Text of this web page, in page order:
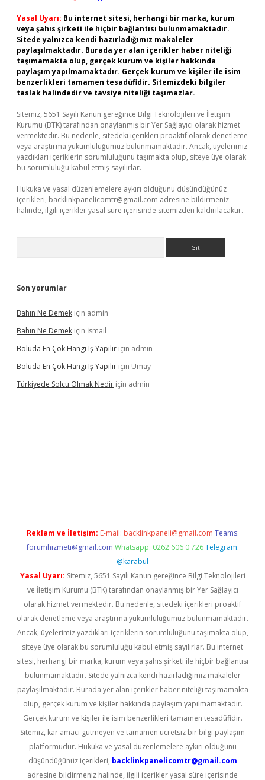
Yasal Uyarı: Bu internet sitesi, herhangi bir marka, kurum
veya şahıs şirketi ile hiçbir bağlantısı bulunmamaktadır.
Sitede yalnızca kendi hazırladığımız makaleler
paylaşılmaktadır. Burada yer alan içerikler haber niteliği
taşımamakta olup, gerçek kurum ve kişiler hakkında
paylaşım yapılmamaktadır. Gerçek kurum ve kişiler ile isim
benzerlikleri tamamen tesadüfidir. Sitemizdeki bilgiler
taslak halindedir ve tavsiye niteliği taşımazlar.
Sitemiz, 5651 Sayılı Kanun gereğince Bilgi Teknolojileri ve İletişim
Kurumu (BTK) tarafından onaylanmış bir Yer Sağlayıcı olarak hizmet
vermektedir. Bu nedenle, sitedeki içerikleri proaktif olarak denetleme
veya araştırma yükümlülüğümüz bulunmamaktadır. Ancak, üyelerimiz
yazdıkları içeriklerin sorumluluğunu taşımakta olup, siteye üye olarak
bu sorumluluğu kabul etmiş sayılırlar.
Hukuka ve yasal düzenlemelere aykırı olduğunu düşündüğünüz
içerikleri, backlinkpanelicomtr@gmail.com adresine bildirmeniz
halinde, ilgili içerikler yasal süre içerisinde sitemizden kaldırılacaktır.
Son yorumlar
Bahın Ne Demek için admin
Bahın Ne Demek için İsmail
Boluda En Çok Hangi Iş Yapılır için admin
Boluda En Çok Hangi Iş Yapılır için Umay
Türkiyede Solcu Olmak Nedir için admin
Reklam ve İletişim: E-mail: backlinkpaneli@gmail.com Teams:
forumhizmeti@gmail.com Whatsapp: 0262 606 0 726 Telegram:
@karabul
Yasal Uyarı: Sitemiz, 5651 Sayılı Kanun gereğince Bilgi Teknolojileri
ve İletişim Kurumu (BTK) tarafından onaylanmış bir Yer Sağlayıcı
olarak hizmet vermektedir. Bu nedenle, sitedeki içerikleri proaktif
olarak denetleme veya araştırma yükümlülüğümüz bulunmamaktadır.
Ancak, üyelerimiz yazdıkları içeriklerin sorumluluğunu taşımakta olup,
siteye üye olarak bu sorumluluğu kabul etmiş sayılırlar. Bu internet
sitesi, herhangi bir marka, kurum veya şahıs şirketi ile hiçbir bağlantısı
bulunmamaktadır. Sitede yalnızca kendi hazırladığımız makaleler
paylaşılmaktadır. Burada yer alan içerikler haber niteliği taşımamakta
olup, gerçek kurum ve kişiler hakkında paylaşım yapılmamaktadır.
Gerçek kurum ve kişiler ile isim benzerlikleri tamamen tesadüfidir.
Sitemiz, kar amacı gütmeyen ve tamamen ücretsiz bir bilgi paylaşım
platformudur. Hukuka ve yasal düzenlemelere aykırı olduğunu
düşündüğünüz içerikleri, backlinkpanelicomtr@gmail.com
adresine bildirmeniz halinde, ilgili içerikler yasal süre içerisinde